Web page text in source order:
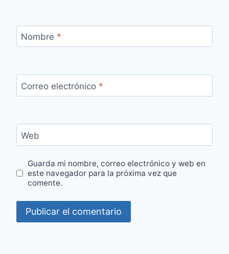
Nombre *
Correo electrónico *
Web
Guarda mi nombre, correo electrónico y web en
este navegador para la próxima vez que
comente.